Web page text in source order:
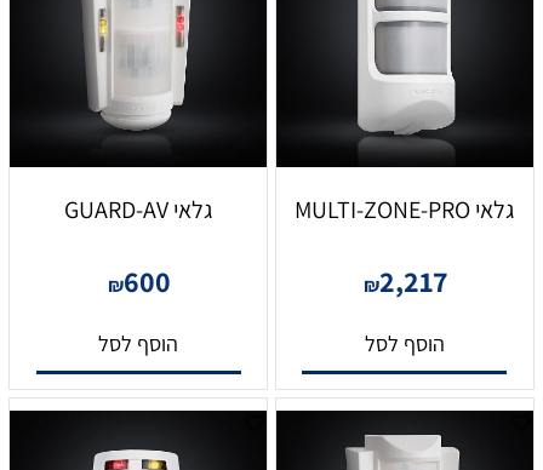
גלאי MULTI-ZONE-PRO
₪2,217
הוסף לסל
גלאי GUARD-AV
₪600
הוסף לסל